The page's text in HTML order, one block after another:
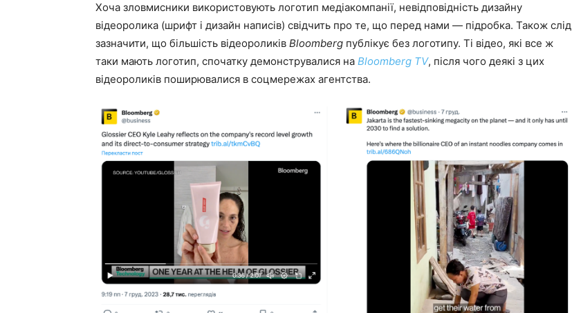
Хоча зловмисники використовують логотип медіакомпанії, невідповідність дизайну
відеоролика (шрифт і дизайн написів) свідчить про те, що перед нами — підробка. Також слід
зазначити, що більшість відеороликів Bloomberg публікує без логотипу. Ті відео, які все ж
таки мають логотип, спочатку демонструвалися на Bloomberg TV, після чого деякі з цих
відеороликів поширювалися в соцмережах агентства.